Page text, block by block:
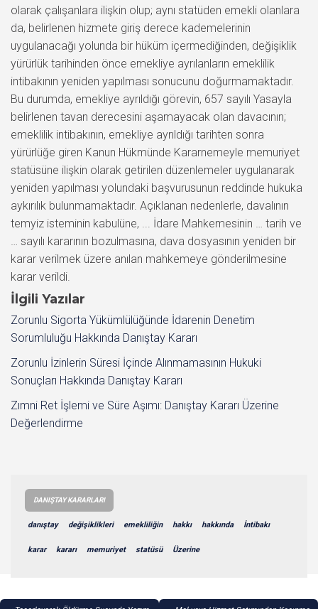
olarak çalışanlara ilişkin olup; aynı statüden emekli olanlara
da, belirlenen hizmete giriş derece kademelerinin
uygulanacağı yolunda bir hüküm içermediğinden, değişiklik
yürürlük tarihinden önce emekliye ayrılanların emeklilik
intibakının yeniden yapılması sonucunu doğurmamaktadır.
Bu durumda, emekliye ayrıldığı görevin, 657 sayılı Yasayla
belirlenen tavan derecesini aşamayacak olan davacının;
emeklilik intibakının, emekliye ayrıldığı tarihten sonra
yürürlüğe giren Kanun Hükmünde Kararnemeyle memuriyet
statüsüne ilişkin olarak getirilen düzenlemeler uygulanarak
yeniden yapılması yolundaki başvurusunun reddinde hukuka
aykırılık bulunmamaktadır. Açıklanan nedenlerle, davalının
temyiz isteminin kabulüne, ... İdare Mahkemesinin … tarih ve
… sayılı kararının bozulmasına, dava dosyasının yeniden bir
karar verilmek üzere anılan mahkemeye gönderilmesine
karar verildi.
İlgili Yazılar
Zorunlu Sigorta Yükümlülüğünde İdarenin Denetim
Sorumluluğu Hakkında Danıştay Kararı
Zorunlu İzinlerin Süresi İçinde Alınmamasının Hukuki
Sonuçları Hakkında Danıştay Kararı
Zımni Ret İşlemi ve Süre Aşımı: Danıştay Kararı Üzerine
Değerlendirme
DANIŞTAY KARARLARI
danıştay değişiklikleri emekliliğin hakkı hakkında İntibakı
karar kararı memuriyet statüsü Üzerine